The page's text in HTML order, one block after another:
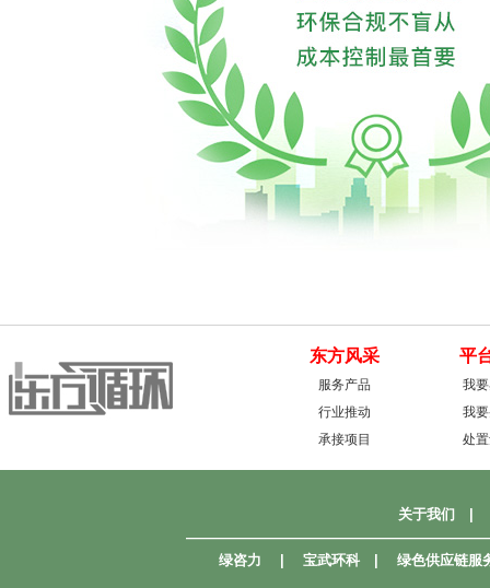
东方风采
服务产品
行业推动
承接项目
平
我
我
处
关于我们
绿咨力
宝武环科 绿色供应链服